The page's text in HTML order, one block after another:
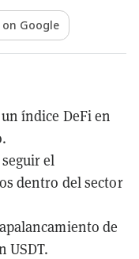
on Google
índice DeFi en
el
dentro del sector
de
USDT.